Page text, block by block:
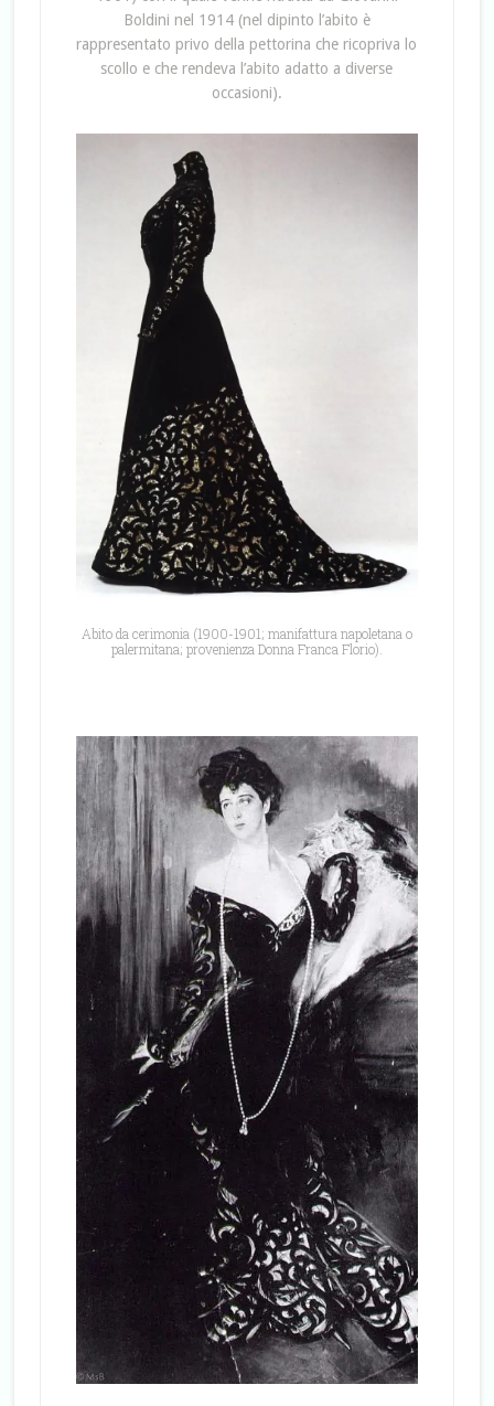
Boldini nel 1914 (nel dipinto l’abito è
rappresentato privo della pettorina che ricopriva lo
scollo e che rendeva l’abito adatto a diverse
occasioni).
Abito da cerimonia (1900-1901; manifattura napoletana o
palermitana; provenienza Donna Franca Florio).